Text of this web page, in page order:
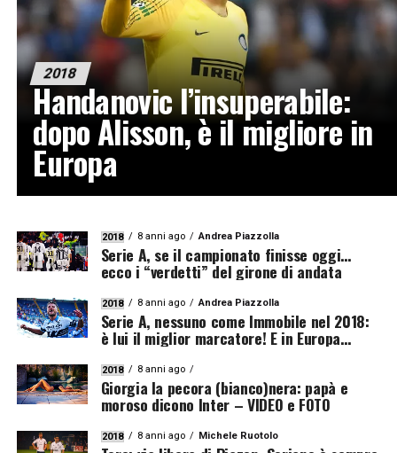
2018
Handanovic l’insuperabile:
dopo Alisson, è il migliore in
Europa
2018 8 anni ago Andrea Piazzolla
Serie A, se il campionato finisse oggi…
ecco i “verdetti” del girone di andata
2018 8 anni ago Andrea Piazzolla
Serie A, nessuno come Immobile nel 2018:
è lui il miglior marcatore! E in Europa…
2018 8 anni ago
Giorgia la pecora (bianco)nera: papà e
moroso dicono Inter – VIDEO e FOTO
2018 8 anni ago Michele Ruotolo